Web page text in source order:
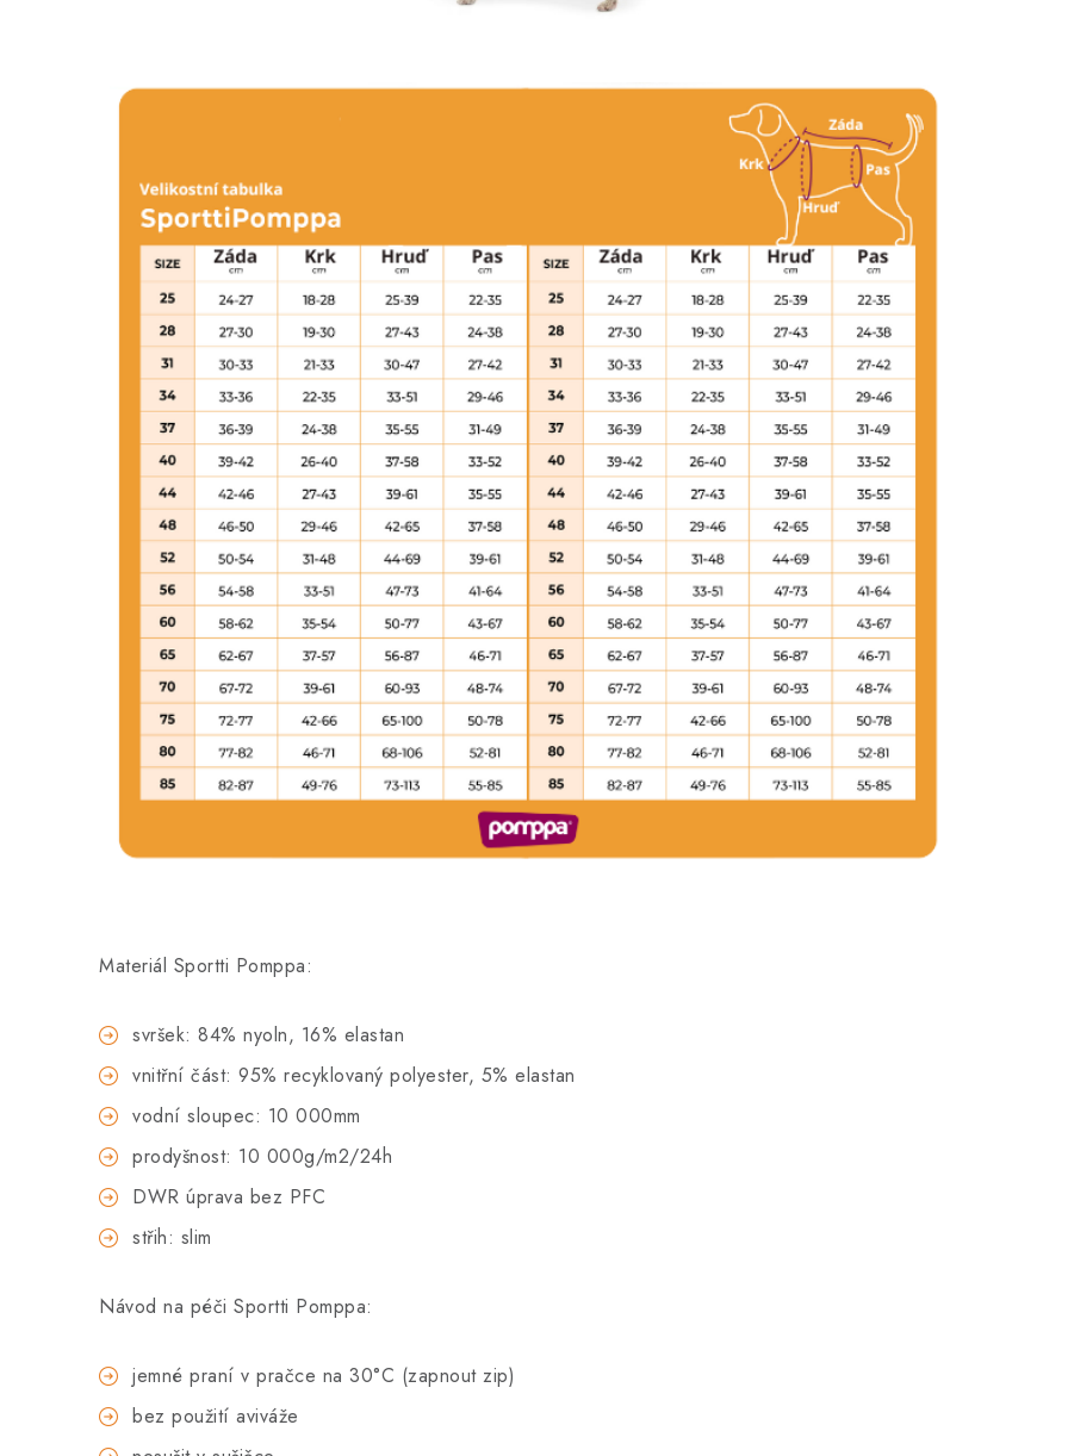
Materiál Sportti Pomppa:
svršek: 84% nyoln, 16% elastan
vnitřní část: 95% recyklovaný polyester, 5% elastan
vodní sloupec: 10 000mm
prodyšnost: 10 000g/m2/24h
DWR úprava bez PFC
střih: slim
Návod na péči Sportti Pomppa:
jemné praní v pračce na 30°C (zapnout zip)
bez použití aviváže